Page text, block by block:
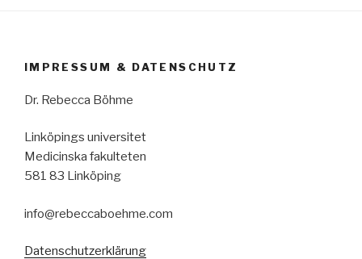
IMPRESSUM & DATENSCHUTZ
Dr. Rebecca Böhme
Linköpings universitet
Medicinska fakulteten
581 83 Linköping
info@rebeccaboehme.com
Datenschutzerklärung